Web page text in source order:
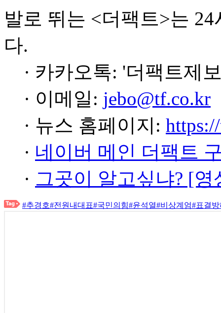
발로 뛰는 <더팩트>는
다.
· 카카오톡: '더팩트제
· 이메일: jebo@tf.co.kr
· 뉴스 홈페이지:
· 네이버 메인 더팩트
· 그곳이 알고싶냐? [
#추경호#전원내대표#국민의힘#윤석열#비상계엄#표결